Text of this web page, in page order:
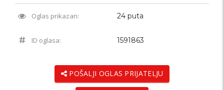
Oglas prikazan: 24 puta
ID oglasa: 1591863
POŠALJI OGLAS PRIJATELJU